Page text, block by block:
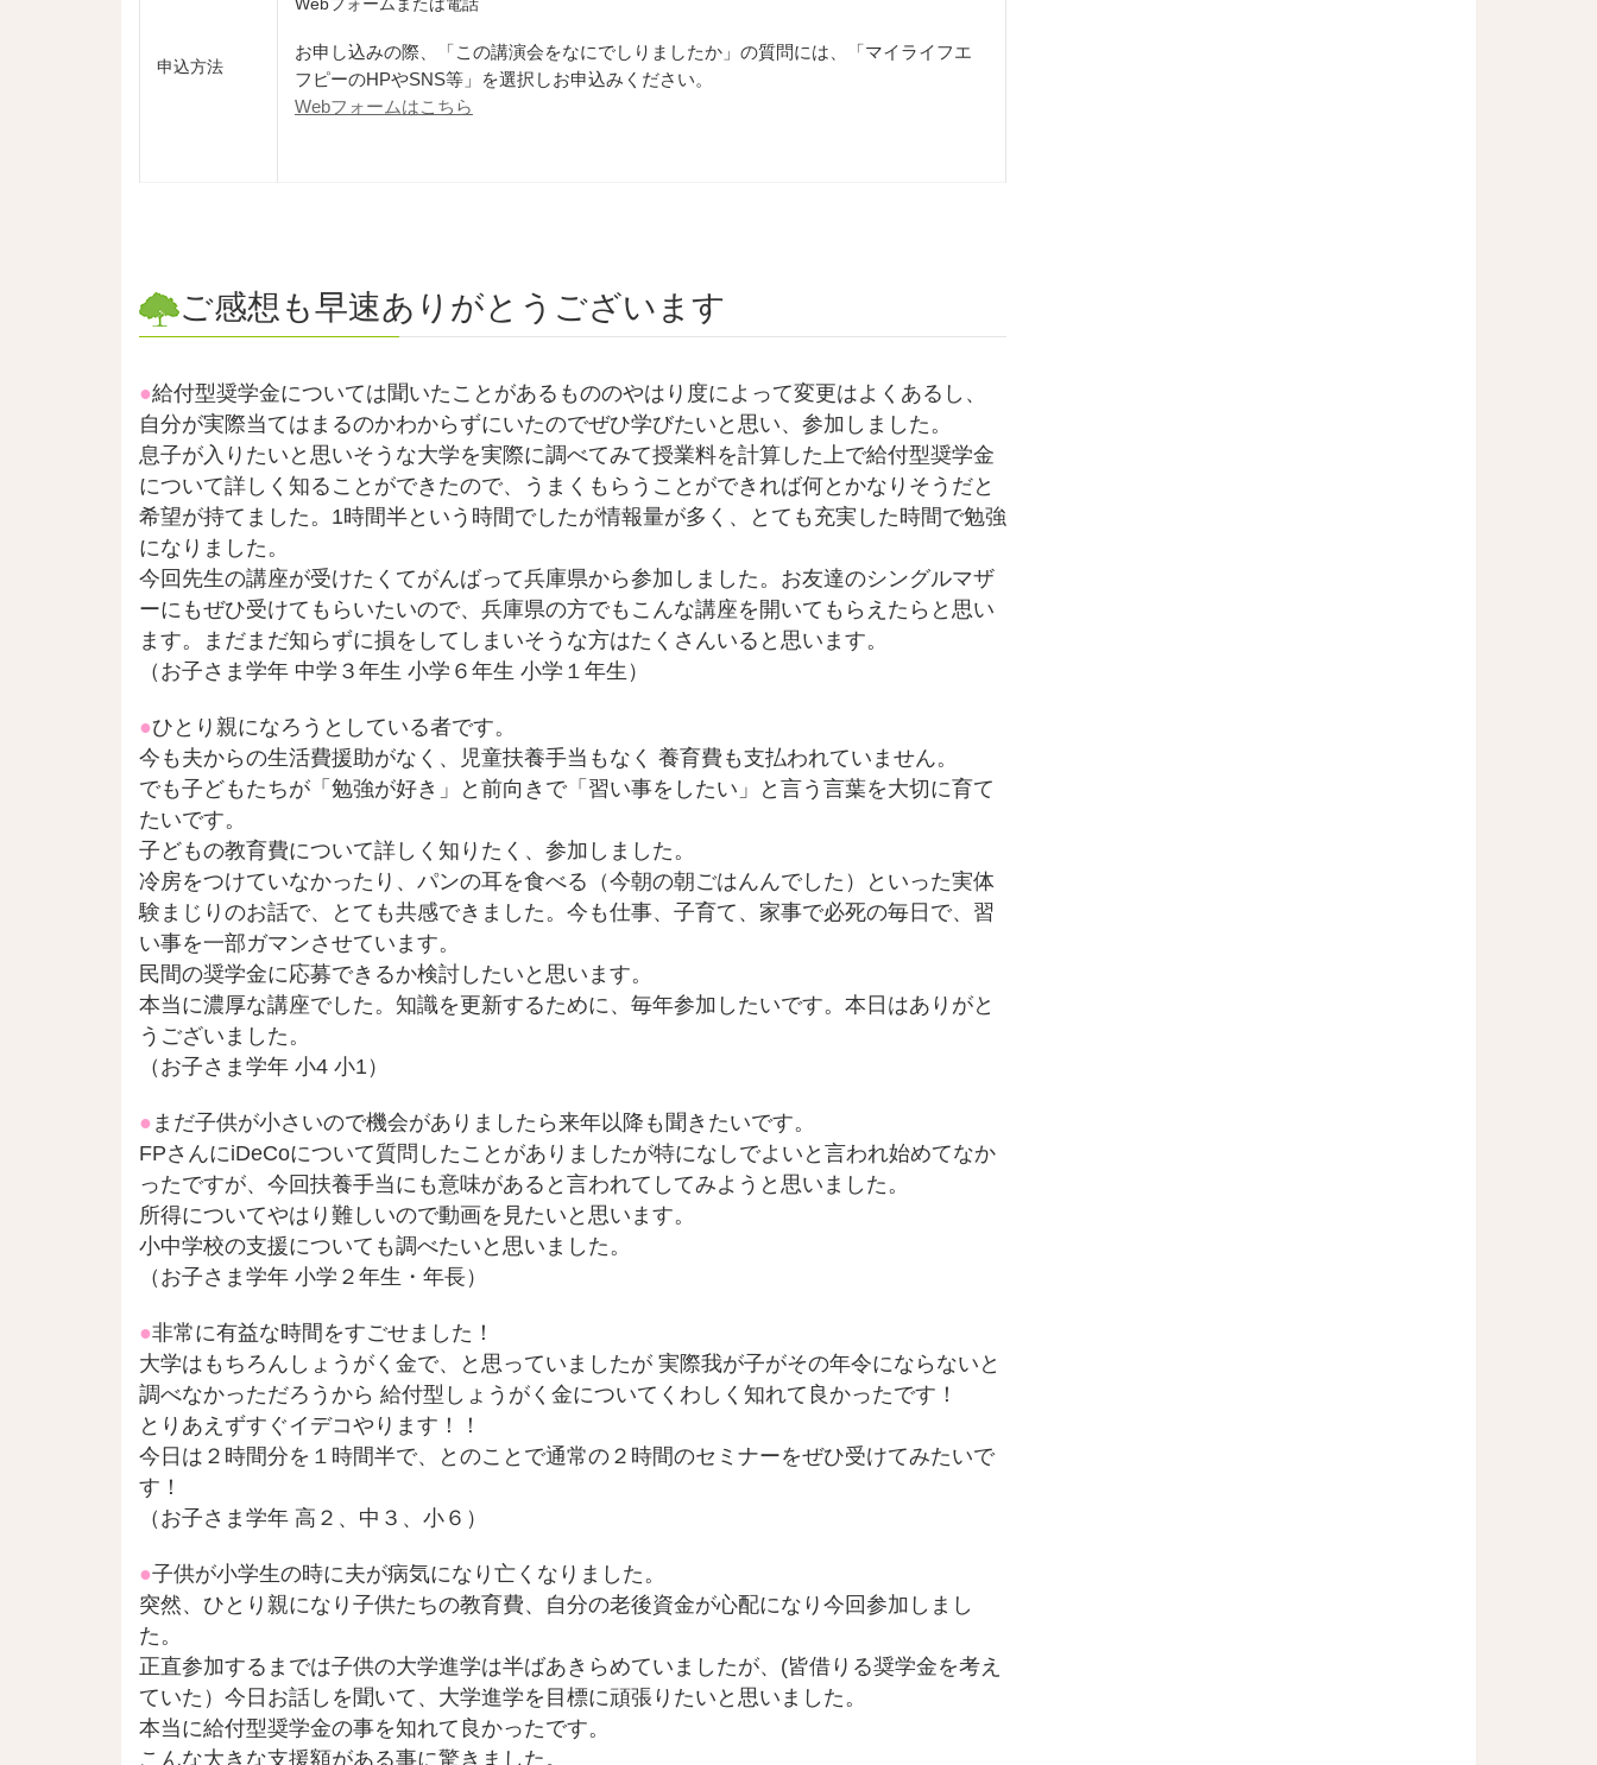
申込方法
お申し込みの際、「この講演会をなにでしりましたか」の質問には、「マイライフエ
フピーのHPやSNS等」を選択しお申込みください。
Webフォームはこちら
ご感想も早速ありがとうございます
●給付型奨学金については聞いたことがあるもののやはり度によって変更はよくあるし、
自分が実際当てはまるのかわからずにいたのでぜひ学びたいと思い、参加しました。
息子が入りたいと思いそうな大学を実際に調べてみて授業料を計算した上で給付型奨学金
について詳しく知ることができたので、うまくもらうことができれば何とかなりそうだと
希望が持てました。1時間半という時間でしたが情報量が多く、とても充実した時間で勉強
になりました。
今回先生の講座が受けたくてがんばって兵庫県から参加しました。お友達のシングルマザ
ーにもぜひ受けてもらいたいので、兵庫県の方でもこんな講座を開いてもらえたらと思い
ます。まだまだ知らずに損をしてしまいそうな方はたくさんいると思います。
（お子さま学年 中学３年生 小学６年生 小学１年生）
●ひとり親になろうとしている者です。
今も夫からの生活費援助がなく、児童扶養手当もなく 養育費も支払われていません。
でも子どもたちが「勉強が好き」と前向きで「習い事をしたい」と言う言葉を大切に育て
たいです。
子どもの教育費について詳しく知りたく、参加しました。
冷房をつけていなかったり、パンの耳を食べる（今朝の朝ごはんんでした）といった実体
験まじりのお話で、とても共感できました。 今も仕事、子育て、家事で必死の毎日で、習
い事を一部ガマンさせています。
民間の奨学金に応募できるか検討したいと思います。
本当に濃厚な講座でした。 知識を更新するために、毎年参加したいです。 本日はありがと
うございました。
（ お子さま学年 小4 小1 ）
● まだ子供が小さいので機会がありましたら来年以降も聞きたいです。
FPさんにiDeCoについて質問したことがありましたが特になしでよいと言われ始めてなか
ったですが、今回扶養手当にも意味があると言われてしてみようと思いました。
所得についてやはり難しいので動画を見たいと思います。
小中学校の支援についても調べたいと思いました。
（ お子さま学年 小学２年生・年長）
●非常に有益な時間をすごせました！
大学はもちろんしょうがく金で、と思っていましたが 実際我が子がその年令にならないと
調べなかっただろうから 給付型しょうがく金についてくわしく知れて良かったです！
とりあえずすぐイデコやります！！
今日は２時間分を１時間半で、とのことで通常の２時間のセミナーをぜひ受けてみたいで
す！
（ お子さま学年 高２、中３、小６ ）
●子供が小学生の時に夫が病気になり亡くなりました。
突然、ひとり親になり子供たちの教育費、自分の老後資金が心配になり今回参加しまし
た。
正直参加するまでは子供の大学進学は半ばあきらめていましたが、(皆借りる奨学金を考え
ていた）今日お話しを聞いて、大学進学を目標に頑張りたいと思いました。
本当に給付型奨学金の事を知れて良かったです。
こんな大きな支援額がある事に驚きました。